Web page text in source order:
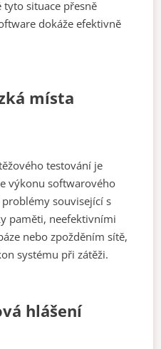
tyto situace přesně
dokáže efektivně
místa
testování je
výkonu softwarového
související s
paměti, neefektivními
nebo zpožděním sítě,
systému při zátěži.
hlášení